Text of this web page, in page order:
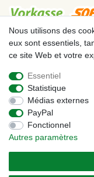
Mentions
Conditions
© Copyright 2026 | Tous
Nous utilisons des
eux sont essentiels,
ce site Web et votre
Essentiel
Statistique
Médias externes
PayPal
Fonctionnel
Autres paramètres